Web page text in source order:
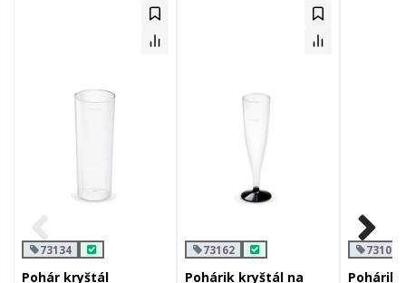
73134
Pohár kryštál
73162
Pohárik kryštál na
73104
Pohárik